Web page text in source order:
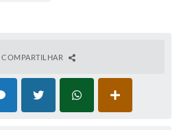
COMPARTILHAR